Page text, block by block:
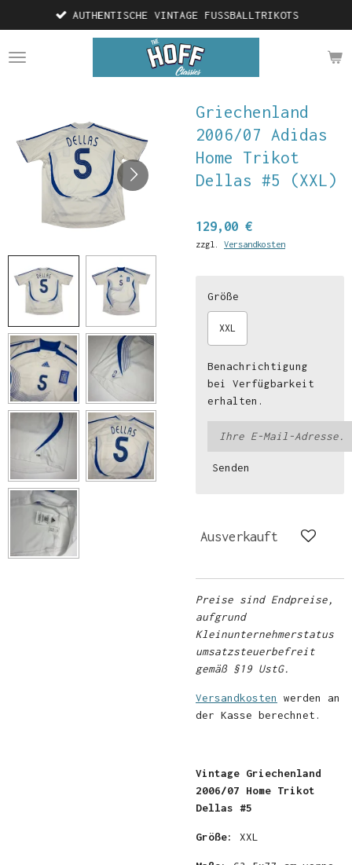
Hauptinhalt
springen
AUTHENTISCHE VINTAGE FUSSBALLTRIKOTS
Griechenland
2006/07 Adidas
Home Trikot
Dellas #5 (XXL)
129,00 €
zzgl. Versandkosten
Größe
XXL
Benachrichtigung
bei Verfügbarkeit
erhalten.
Senden
Ausverkauft
Preise sind Endpreise,
aufgrund
Kleinunternehmerstatus
umsatzsteuerbefreit
gemäß §19 UstG.
Versandkosten
werden an
der Kasse berechnet.
Vintage Griechenland
2006/07 Home Trikot
Dellas #5
Größe: XXL